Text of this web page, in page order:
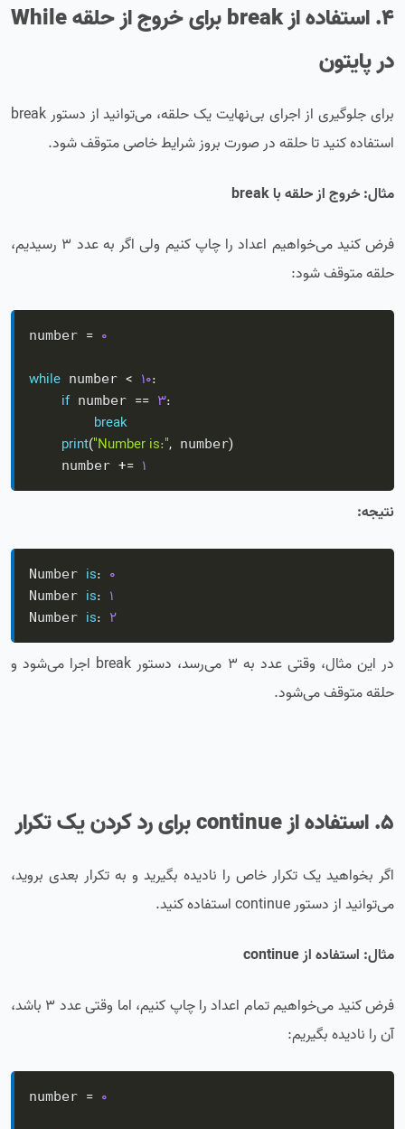
4. استفاده از break برای خروج از
حلقه While
در پایتون
برای جلوگیری از اجرای بی‌نهایت یک حلقه، می‌توانید از دستور break
استفاده کنید تا حلقه در صورت بروز شرایط خاصی متوقف شود.
مثال: خروج از حلقه با break
فرض کنید می‌خواهیم اعداد را چاپ کنیم ولی اگر به عدد 3 رسیدیم،
حلقه متوقف شود:
number = 0
while number < 10:
if number == 3:
break
print("Number is:", number)
    number
+= 1
نتیجه:
Number is: 0
Number is: 1
Number is: 2
در این مثال، وقتی عدد به 3 می‌رسد، دستور break اجرا می‌شود و
حلقه متوقف می‌شود.
5. استفاده از continue برای رد کردن یک تکرار
اگر بخواهید یک تکرار خاص را نادیده بگیرید و به تکرار بعدی بروید،
می‌توانید از دستور continue استفاده کنید.
مثال: استفاده از continue
فرض کنید می‌خواهیم تمام اعداد را چاپ کنیم، اما وقتی عدد 3 باشد،
آن را نادیده بگیریم:
number = 0